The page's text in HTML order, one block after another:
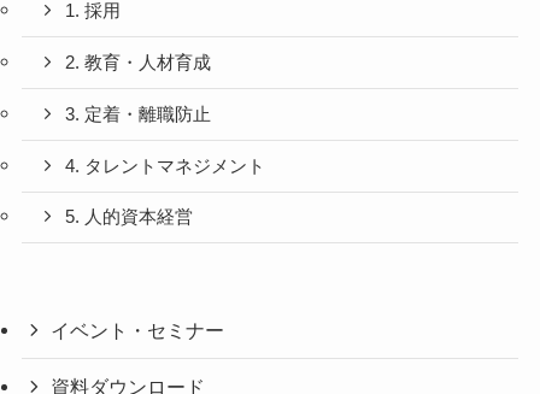
1. 採用
2. 教育・人材育成
3. 定着・離職防止
4. タレントマネジメント
5. 人的資本経営
イベント・セミナー
資料ダウンロード